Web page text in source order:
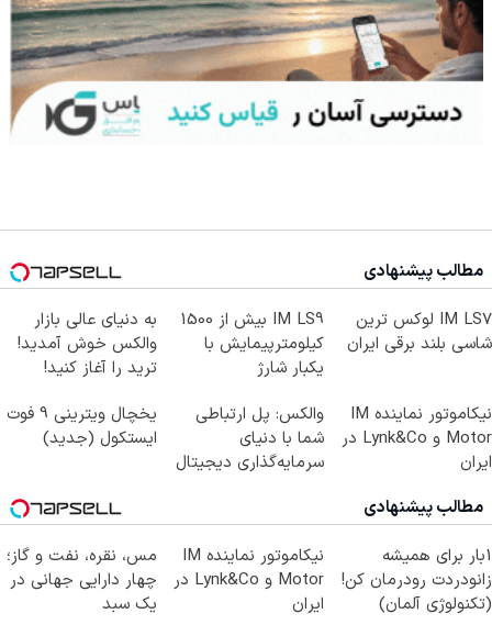
مطالب پیشنهادی
IM LS7 لوکس ترین
شاسی بلند برقی ایران
IM LS9 بیش از 1500
کیلومترپیمایش با
یکبار شارژ
به دنیای عالی بازار
والکس خوش آمدید!
ترید را آغاز کنید!
نیکاموتور نماینده IM
Motor و Lynk&Co در
ایران
والکس: پل ارتباطی
شما با دنیای
سرمایه‌گذاری دیجیتال
یخچال ویترینی 9 فوت
ایستکول (جدید)
مطالب پیشنهادی
1بار برای همیشه
زانودردت رودرمان کن!
(تکنولوژی آلمان)
نیکاموتور نماینده IM
Motor و Lynk&Co در
ایران
مس، نقره، نفت و گاز؛
چهار دارایی جهانی در
یک سبد